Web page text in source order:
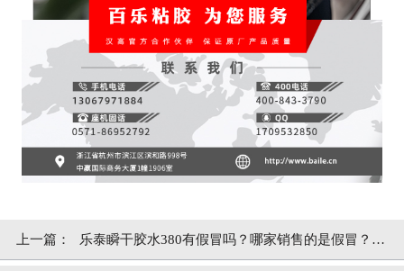
上一篇： 乐泰瞬干胶水380有假冒吗？哪家销售的是假冒？